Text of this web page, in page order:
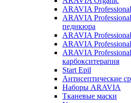
ARAVIA
ARAVIA
педикюра
ARAVIA
ARAVIA
ARAVIA
карбокситерапия
Start Epil
Антисептические
Наборы ARAVIA
Тканевые маски